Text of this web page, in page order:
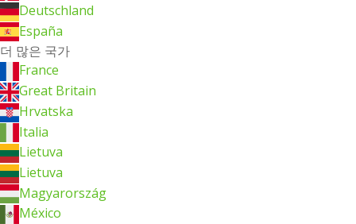
Deutschland
España
더 많은 국가
France
Great Britain
Hrvatska
Italia
Lietuva
Lietuva
Magyarország
México